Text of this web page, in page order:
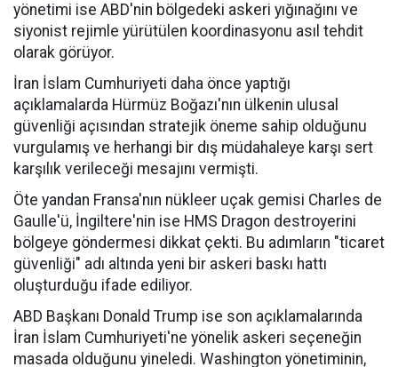
yönetimi ise ABD'nin bölgedeki askeri yığınağını ve
siyonist rejimle yürütülen koordinasyonu asıl tehdit
olarak görüyor.
İran İslam Cumhuriyeti daha önce yaptığı
açıklamalarda Hürmüz Boğazı'nın ülkenin ulusal
güvenliği açısından stratejik öneme sahip olduğunu
vurgulamış ve herhangi bir dış müdahaleye karşı sert
karşılık verileceği mesajını vermişti.
Öte yandan Fransa'nın nükleer uçak gemisi Charles de
Gaulle'ü, İngiltere'nin ise HMS Dragon destroyerini
bölgeye göndermesi dikkat çekti. Bu adımların "ticaret
güvenliği" adı altında yeni bir askeri baskı hattı
oluşturduğu ifade ediliyor.
ABD Başkanı Donald Trump ise son açıklamalarında
İran İslam Cumhuriyeti'ne yönelik askeri seçeneğin
masada olduğunu yineledi. Washington yönetiminin,